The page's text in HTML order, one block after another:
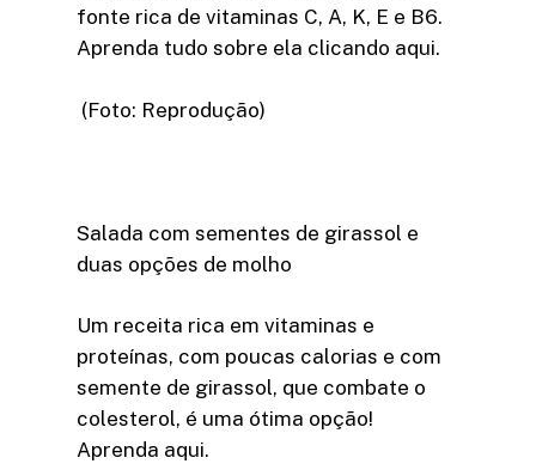
fonte rica de vitaminas C, A, K, E e B6.
Aprenda tudo sobre ela clicando aqui.
(Foto: Reprodução)
Salada com sementes de girassol e
duas opções de molho
Um receita rica em vitaminas e
proteínas, com poucas calorias e com
semente de girassol, que combate o
colesterol, é uma ótima opção!
Aprenda aqui.